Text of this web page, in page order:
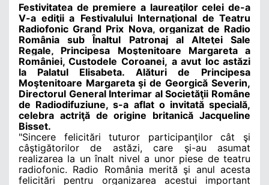
Festivitatea de premiere a laureaţilor celei de-a
V-a ediţii a Festivalului Internaţional de Teatru
Radiofonic Grand Prix Nova, organizat de Radio
România sub Înaltul Patronaj al Alteţei Sale
Regale, Principesa Moştenitoare Margareta a
României, Custodele Coroanei, a avut loc astăzi
la Palatul Elisabeta. Alături de
Principesa
Moştenitoare Margareta şi de Georgică Severin,
Directorul General Interimar al Societăţii Române
de Radiodifuziune, s-a aflat o invitată specială,
celebra actriţă de origine britanică Jacqueline
Bisset.
"Sincere felicitări tuturor participanţilor cât şi
câştigătorilor de astăzi, care şi-au asumat
realizarea la un înalt nivel a unor piese de teatru
radiofonic. Radio România merită şi anul acesta
felicitări pentru organizarea acestui important